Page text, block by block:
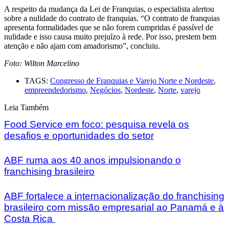
A respeito da mudança da Lei de Franquias, o especialista alertou
sobre a nulidade do contrato de franquias. “O contrato de franquias
apresenta formalidades que se não forem cumpridas é passível de
nulidade e isso causa muito prejuízo à rede. Por isso, prestem bem
atenção e não ajam com amadorismo”, concluiu.
Foto: Wilton Marcelino
TAGS: Congresso de Franquias e Varejo Norte e Nordeste,
empreendedorismo, Negócios, Nordeste, Norte, varejo
Leia Também
Food Service em foco: pesquisa revela os
desafios e oportunidades do setor
ABF ruma aos 40 anos impulsionando o
franchising brasileiro
ABF fortalece a internacionalização do franchising
brasileiro com missão empresarial ao Panamá e à
Costa Rica